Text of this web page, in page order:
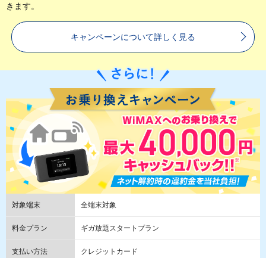
きます。
キャンペーンについて詳しく見る
対象端末 全端末対象
料金プラン ギガ放題スタートプラン
支払い方法 クレジットカード